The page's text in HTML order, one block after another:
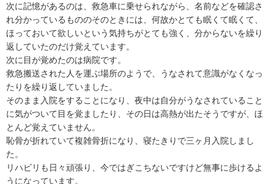
次に記憶があるのは、救急車に乗せられながら、名前などを確認さ
れ分かっているもののそのときには、何故かとても眠くて眠くて、
ほっておいて欲しいという気持ちがとても強く、分からないを繰り
返していたのだけ覚えています。
次に目が覚めたのは病院です。
救急搬送された人を運ぶ場所のようで、うなされて意識がなくなっ
たりを繰り返していました。
そのまま入院をすることになり、夜中は自分がうなされていること
に気がついて目を覚ましたり、その日は高熱が出たそうですが、ほ
とんど覚えていません。
恥骨が折れていて複雑骨折になり、寝たきりで三ヶ月入院しまし
た。
リハビリも日々頑張り、今ではぎこちないですけど無事に歩けるよ
うになっています。